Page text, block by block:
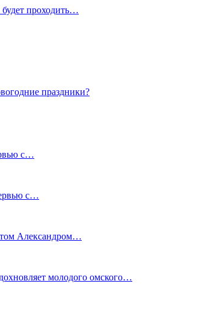
будет проходить…
праздники?
с…
с…
Александром…
молодого омского…